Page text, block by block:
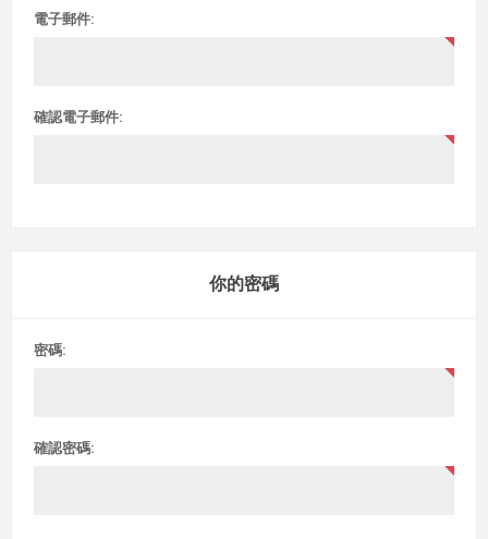
電子郵件:
確認電子郵件:
你的密碼
密碼:
確認密碼: